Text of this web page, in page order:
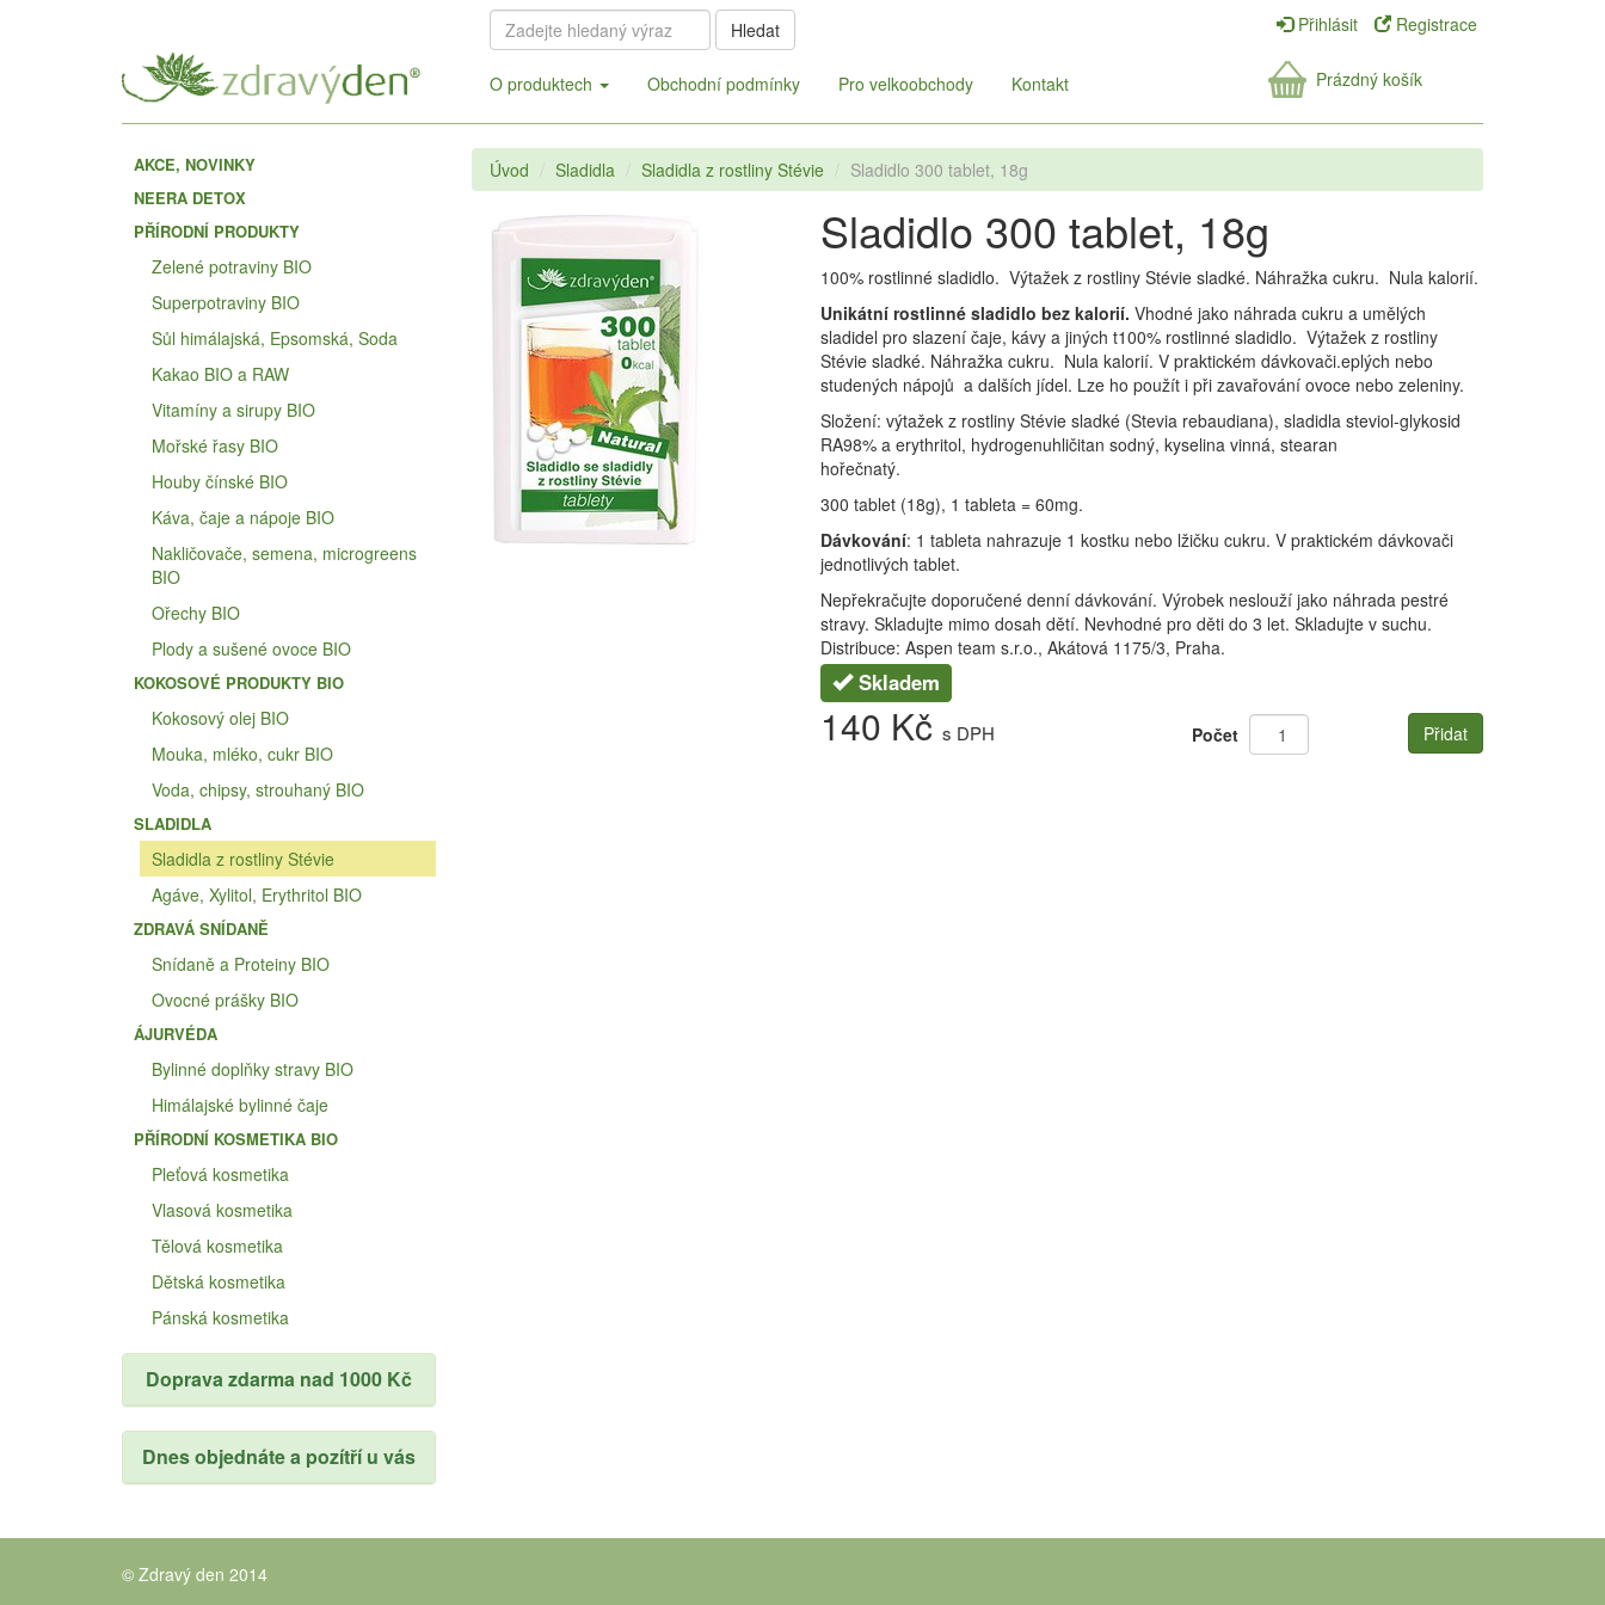
Hledat Přihlásit Registrace
O produktech Obchodní podmínky Pro velkoobchody Kontakt Prázdný košík
AKCE, NOVINKY
NEERA DETOX
PŘÍRODNÍ PRODUKTY
Zelené potraviny BIO
Superpotraviny BIO
Sůl himálajská, Epsomská, Soda
Kakao BIO a RAW
Vitamíny a sirupy BIO
Mořské řasy BIO
Houby čínské BIO
Káva, čaje a nápoje BIO
Nakličovače, semena, microgreens
BIO
Ořechy BIO
Plody a sušené ovoce BIO
KOKOSOVÉ PRODUKTY BIO
Kokosový olej BIO
Mouka, mléko, cukr BIO
Voda, chipsy, strouhaný BIO
SLADIDLA
Sladidla z rostliny Stévie
Agáve, Xylitol, Erythritol BIO
ZDRAVÁ SNÍDANĚ
Snídaně a Proteiny BIO
Ovocné prášky BIO
ÁJURVÉDA
Bylinné doplňky stravy BIO
Himálajské bylinné čaje
PŘÍRODNÍ KOSMETIKA BIO
Pleťová kosmetika
Vlasová kosmetika
Tělová kosmetika
Dětská kosmetika
Pánská kosmetika
Doprava zdarma nad 1000 Kč
Dnes objednáte a pozítří u vás
Úvod Sladidla Sladidla z rostliny Stévie Sladidlo 300 tablet, 18g
Sladidlo 300 tablet, 18g
100% rostlinné sladidlo. Výtažek z rostliny Stévie sladké. Náhražka cukru. Nula kalorií.
Unikátní rostlinné sladidlo bez kalorií. Vhodné jako náhrada cukru a umělých
sladidel pro slazení čaje, kávy a jiných t100% rostlinné sladidlo. Výtažek z rostliny
Stévie sladké. Náhražka cukru. Nula kalorií. V praktickém dávkovači.eplých nebo
studených nápojů a dalších jídel. Lze ho použít i při zavařování ovoce nebo zeleniny.
Složení: výtažek z rostliny Stévie sladké (Stevia rebaudiana), sladidla steviol-glykosid
RA98% a erythritol, hydrogenuhličitan sodný, kyselina vinná, stearan
hořečnatý.
300 tablet (18g), 1 tableta = 60mg.
Dávkování: 1 tableta nahrazuje 1 kostku nebo lžičku cukru. V praktickém dávkovači
jednotlivých tablet.
Nepřekračujte doporučené denní dávkování. Výrobek neslouží jako náhrada pestré
stravy. Skladujte mimo dosah dětí. Nevhodné pro děti do 3 let. Skladujte v suchu.
Distribuce: Aspen team s.r.o., Akátová 1175/3, Praha.
Skladem
140 Kč s DPH Počet Přidat
© Zdravý den 2014